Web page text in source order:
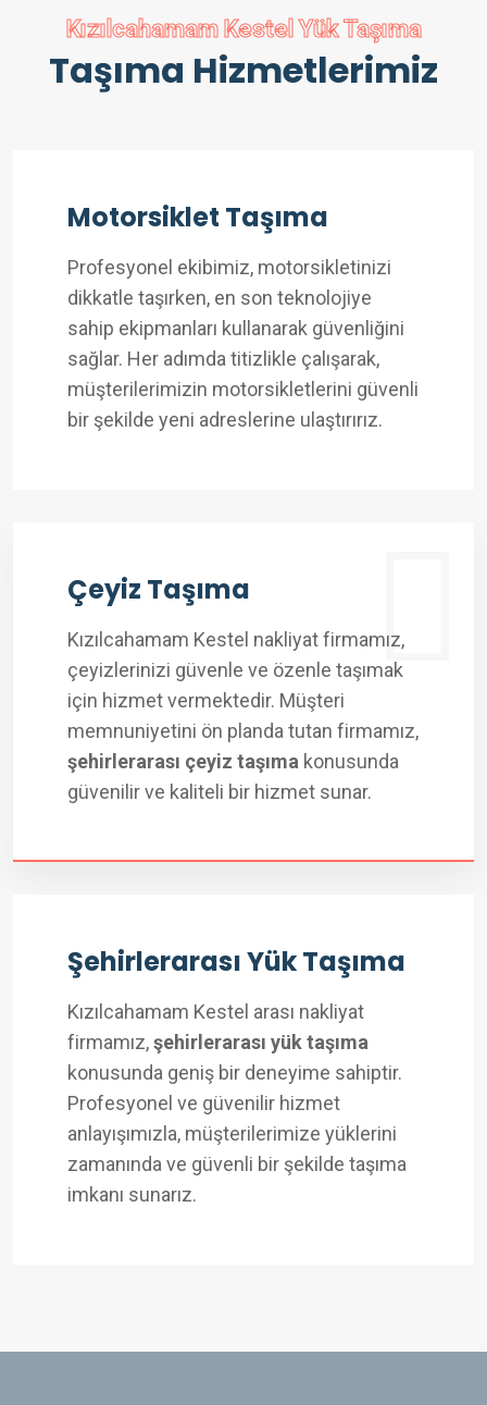
Kızılcahamam Kestel Yük Taşıma
Taşıma Hizmetlerimiz
Motorsiklet Taşıma
Profesyonel ekibimiz, motorsikletinizi
dikkatle taşırken, en son teknolojiye
sahip ekipmanları kullanarak güvenliğini
sağlar. Her adımda titizlikle çalışarak,
müşterilerimizin motorsikletlerini güvenli
bir şekilde yeni adreslerine ulaştırırız.
Çeyiz Taşıma
Kızılcahamam Kestel nakliyat firmamız,
çeyizlerinizi güvenle ve özenle taşımak
için hizmet vermektedir. Müşteri
memnuniyetini ön planda tutan firmamız,
şehirlerarası çeyiz taşıma konusunda
güvenilir ve kaliteli bir hizmet sunar.
Şehirlerarası Yük Taşıma
Kızılcahamam Kestel arası nakliyat
firmamız,şehirlerarası yük taşıma
konusunda geniş bir deneyime sahiptir.
Profesyonel ve güvenilir hizmet
anlayışımızla, müşterilerimize yüklerini
zamanında ve güvenli bir şekilde taşıma
imkanı sunarız.